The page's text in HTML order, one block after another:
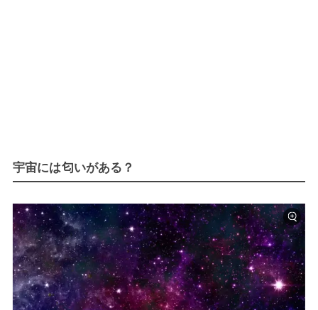
宇宙には匂いがある？